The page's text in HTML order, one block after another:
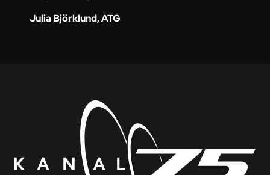
Julia Björklund, ATG